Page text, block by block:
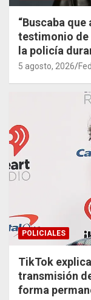
“Buscaba que
testimonio de
la policía
5 agosto, 2026
POLICIALES
TikTok
transmisión
forma